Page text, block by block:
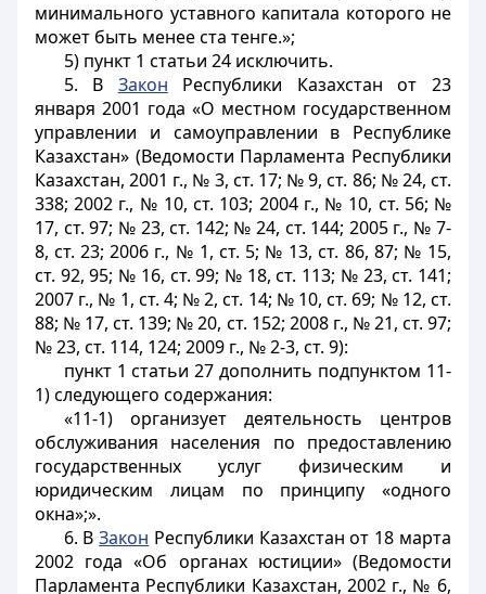
минимального уставного капитала которого не
может быть менее ста тенге.»;
5) пункт 1 статьи 24 исключить.
5. В Закон Республики Казахстан от 23
января 2001 года «О местном государственном
управлении и самоуправлении в Республике
Казахстан» (Ведомости Парламента Республики
Казахстан, 2001 г., № 3, ст. 17; № 9, ст. 86; № 24, ст.
338; 2002 г., № 10, ст. 103; 2004 г., № 10, ст. 56; №
17, ст. 97; № 23, ст. 142; № 24, ст. 144; 2005 г., № 7-
8, ст. 23; 2006 г., № 1, ст. 5; № 13, ст. 86, 87; № 15,
ст. 92, 95; № 16, ст. 99; № 18, ст. 113; № 23, ст. 141;
2007 г., № 1, ст. 4; № 2, ст. 14; № 10, ст. 69; № 12, ст.
88; № 17, ст. 139; № 20, ст. 152; 2008 г., № 21, ст. 97;
№ 23, ст. 114, 124; 2009 г., № 2-3, ст. 9):
пункт 1 статьи 27 дополнить подпунктом 11-
1) следующего содержания:
«11-1) организует деятельность центров
обслуживания населения по предоставлению
государственных услуг физическим и
юридическим лицам по принципу «одного
окна»;».
6. ВЗакон Республики Казахстан от 18 марта
2002 года «Об органах юстиции» (Ведомости
Парламента Республики Казахстан, 2002 г., № 6,